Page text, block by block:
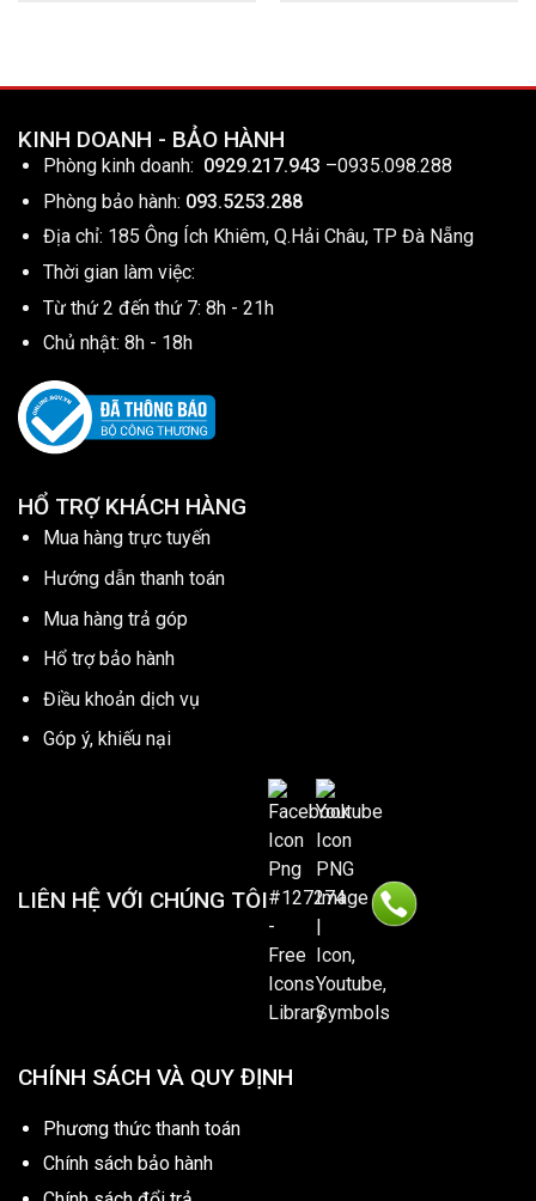
KINH DOANH - BẢO HÀNH
Phòng kinh doanh: 0929.217.943 –0935.098.288
Phòng bảo hành: 093.5253.288
Địa chỉ: 185 Ông Ích Khiêm, Q.Hải Châu, TP Đà Nẵng
Thời gian làm việc:
Từ thứ 2 đến thứ 7: 8h - 21h
Chủ nhật: 8h - 18h
HỔ TRỢ KHÁCH HÀNG
Mua hàng trực tuyến
Hướng dẫn thanh toán
Mua hàng trả góp
Hổ trợ bảo hành
Điều khoản dịch vụ
Góp ý, khiếu nại
LIÊN HỆ VỚI CHÚNG TÔI
CHÍNH SÁCH VÀ QUY ĐỊNH
Phương thức thanh toán
Chính sách bảo hành